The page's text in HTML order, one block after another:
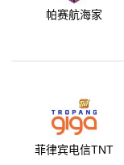
帕赛航海家
菲律宾电信TNT